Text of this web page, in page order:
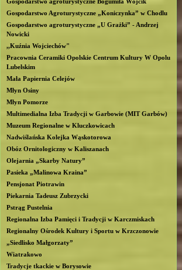
b
n
Gospodarstwo Agroturystyczne „Koniczynka” w Chodlu
Gospodarstwo agroturystyczne „U Grażki” - Andrzej
Nowicki
,,Kuźnia Wojciechów"
Pracownia Ceramiki Opolskie Centrum Kultury W Opolu
Lubelskim
Mała Papiernia Celejów
Młyn Osiny
Młyn Pomorze
Multimedialna Izba Tradycji w Garbowie (MIT Garbów)
Muzeum Regionalne w Kluczkowicach
Nadwiślańska Kolejka Wąskotorowa
Obóz Ornitologiczny w Kaliszanach
Olejarnia „Skarby Natury”
Pasieka „Malinowa Kraina”
Pensjonat Piotrawin
Piekarnia Tadeusz Zubrzycki
Pstrąg Pustelnia
Regionalna Izba Pamięci i Tradycji w Karczmiskach
Regionalny Ośrodek Kultury i Sportu w Krzczonowie
„Siedlisko Małgorzaty”
Wiatrakowo
Tradycje tkackie w Borysowie